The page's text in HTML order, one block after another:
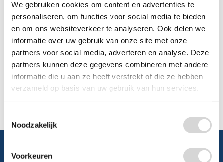
We gebruiken cookies om content en advertenties te
personaliseren, om functies voor social media te bieden
en om ons websiteverkeer te analyseren. Ook delen we
informatie over uw gebruik van onze site met onze
partners voor social media, adverteren en analyse. Deze
partners kunnen deze gegevens combineren met andere
informatie die u aan ze heeft verstrekt of die ze hebben
verzameld op basis van uw gebruik van hun services.
Noodzakelijk
Voorkeuren
Mailen
Offerte aanvragen Vraag een speciale prijs op bij ons, wij
kijken naar de mogelijkheden.